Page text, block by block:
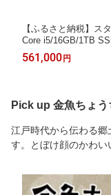
【ふるさと納税】ス
Core i5/16GB/1TB
タンダードノートパ
A5244PHB メモリ
561,000円
Pick up 金魚ちょう
江戸時代から伝わる
す。とぼけ顔のかわい